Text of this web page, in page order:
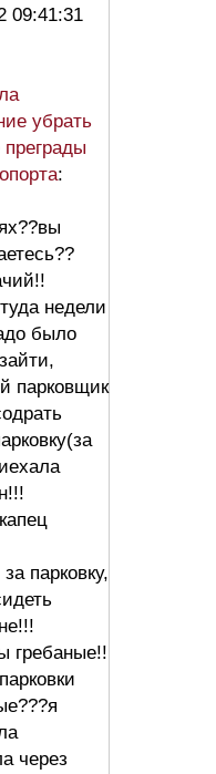
09:41:31
убрать
:
недели
было
парковщик
парковку,
гребаные!!
через